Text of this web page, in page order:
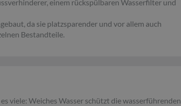
einem rückspülbaren Wasserfilter und
da sie platzsparender und vor allem auch
Bestandteile.
viele: Weiches Wasser schützt die wasserführenden